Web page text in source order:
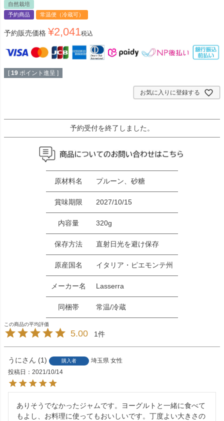
自然栽培
予約商品
常温便（冷蔵可）
予約販売価格 ¥2,041税込
[ 19 ポイント進呈 ]
お気に入りに登録する
予約受付を終了しました。
原材料名 プルーン、砂糖
賞味期限 2027/10/15
内容量 320g
保存方法 直射日光を避け保存
原産国名 イタリア・ピエモンテ州
メーカー名 Lasserra
同梱帯 常温/冷蔵
5.00 1
うに 1 購入者 埼玉県 女性
投稿日
2021/10/14
ありそうでなかったジャムです。ヨーグルトと一緒に食べて
もよし、お料理に使ってもおいしいです。丁度よい大きさの